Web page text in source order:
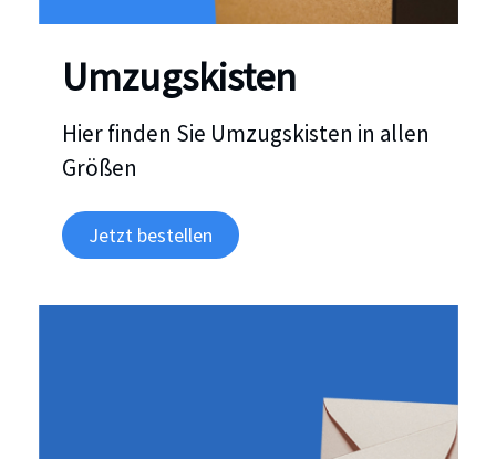
Umzugskisten
Hier finden Sie Umzugskisten in allen
Größen
Jetzt bestellen